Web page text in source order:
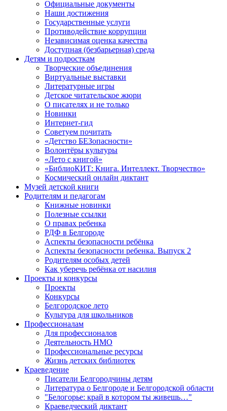
Официальные документы
Наши достижения
Государственные услуги
Противодействие коррупции
Независимая оценка качества
Доступная (безбарьерная) среда
Детям и подросткам
Творческие объединения
Виртуальные выставки
Литературные игры
Детское читательское жюри
О писателях и не только
Новинки
Интернет-гид
Советуем почитать
«Детство БЕЗопасности»
Волонтёры культуры
«Лето с книгой»
«БиблиоКИТ: Книга. Интеллект. Творчество»
Космический онлайн диктант
Музей детской книги
Родителям и педагогам
Книжные новинки
Полезные ссылки
О правах ребенка
РДФ в Белгороде
Аспекты безопасности ребёнка
Аспекты безопасности ребенка. Выпуск 2
Родителям особых детей
Как уберечь ребёнка от насилия
Проекты и конкурсы
Проекты
Конкурсы
Белгородское лето
Культура для школьников
Профессионалам
Для профессионалов
Деятельность НМО
Профессиональные ресурсы
Жизнь детских библиотек
Краеведение
Писатели Белгородчины детям
Литература о Белгороде и Белгородской области
"Белогорье: край в котором ты живешь…"
Краеведческий диктант